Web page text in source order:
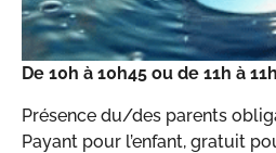
De 10h à 10h45 ou de 11h à
Présence du/des parents
Payant pour l’enfant, gratuit